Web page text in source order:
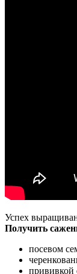
Успех
Получить
посевом
прививкой